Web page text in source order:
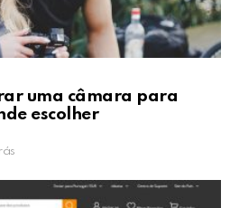
uma câmara para
escolher